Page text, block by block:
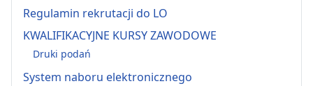
Regulamin rekrutacji do LO
KWALIFIKACYJNE KURSY ZAWODOWE
Druki podań
System naboru elektronicznego